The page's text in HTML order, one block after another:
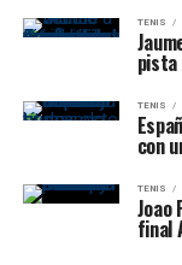
TENIS
pista
TENIS
con
TENIS
Joao
final